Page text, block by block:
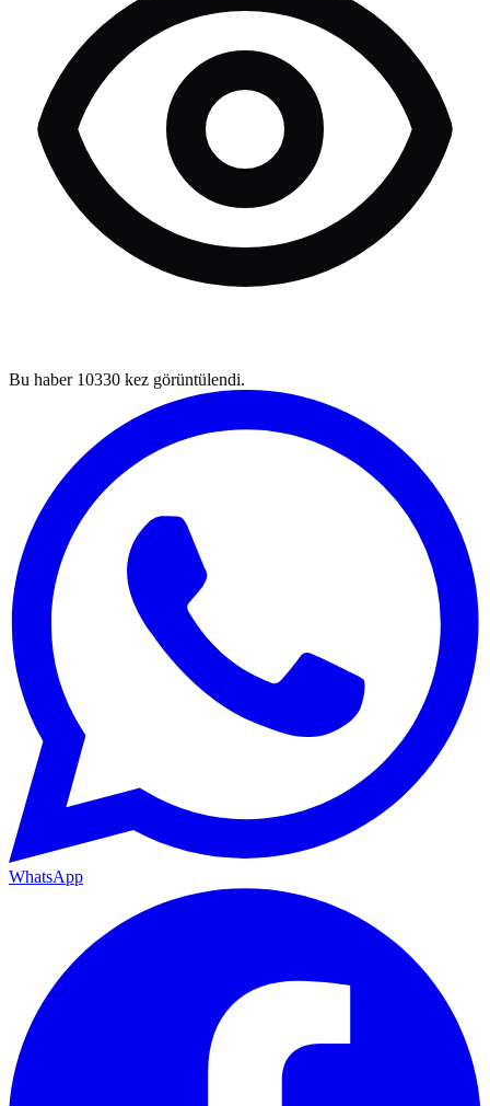
Bu haber 10330 kez görüntülendi.
WhatsApp